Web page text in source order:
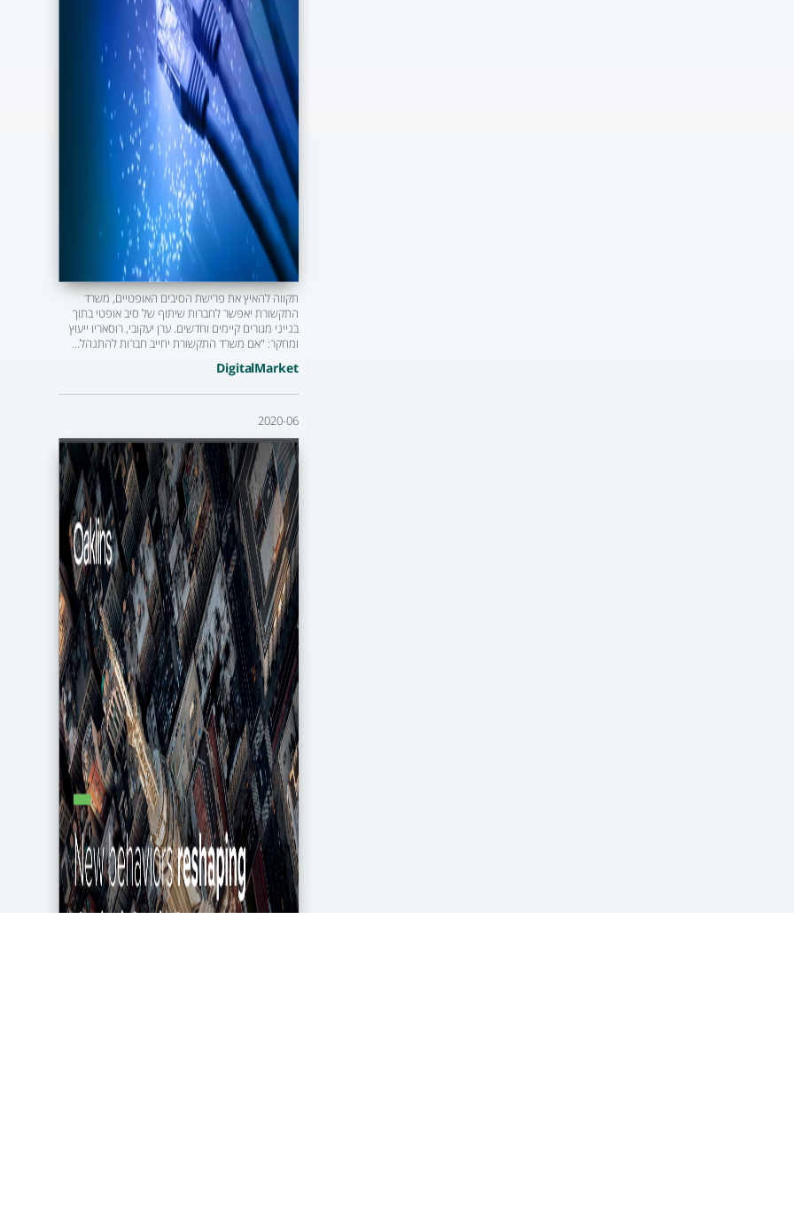
תקווה להאיץ את פרישת הסיבים האופטיים, משרד
התקשורת יאפשר לחברות שיתוף של סיב אופטי בתוך
בנייני מגורים קיימים וחדשים. ערן יעקובי, רוסאריו ייעוץ
ומחקר: "אם משרד התקשורת יחייב חברות להתנהל...
DigitalMarket
2020-06